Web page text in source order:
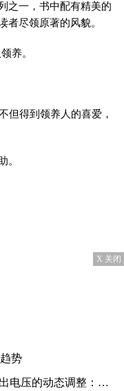
之一，书中配有精美的
者尽领原著的风貌。
养。
但得到领养人的喜爱，
。
X 关闭
势
一个小妙招儿，帮你实现！